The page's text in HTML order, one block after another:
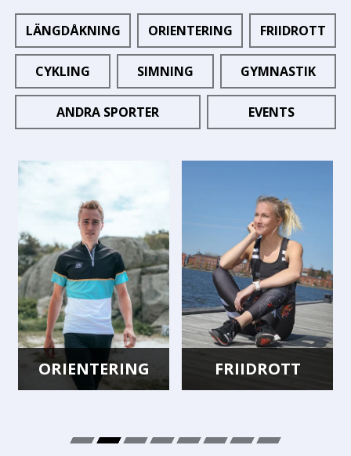
LÄNGDÅKNING ORIENTERING FRIIDROTT
CYKLING SIMNING GYMNASTIK
ANDRA SPORTER EVENTS
ORIENTERING FRIIDROTT